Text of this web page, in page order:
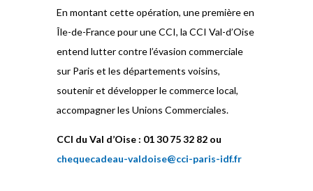
En montant cette opération, une première en
Île-de-France pour une CCI, la CCI Val-d’Oise
entend lutter contre l’évasion commerciale
sur Paris et les départements voisins,
soutenir et développer le commerce local,
accompagner les Unions Commerciales.
CCI du Val d’Oise : 01 30 75 32 82 ou
chequecadeau-valdoise@cci-paris-idf.fr